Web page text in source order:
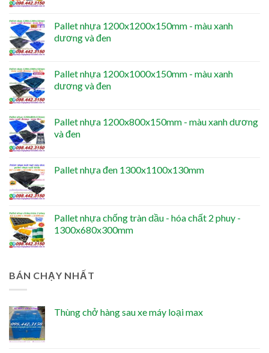
Pallet nhựa 1200x1200x150mm - màu xanh
dương và đen
Pallet nhựa 1200x1000x150mm - màu xanh
dương và đen
Pallet nhựa 1200x800x150mm - màu xanh dương
và đen
Pallet nhựa đen 1300x1100x130mm
Pallet nhựa chống tràn dầu - hóa chất 2 phuy -
1300x680x300mm
BÁN CHẠY NHẤT
Thùng chở hàng sau xe máy loại max